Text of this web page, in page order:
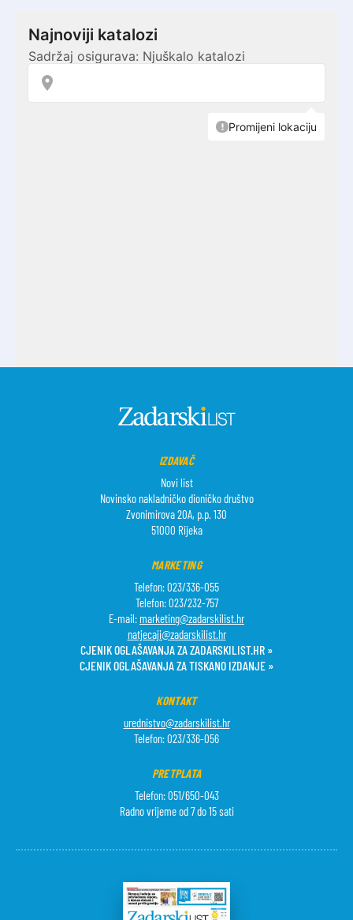
IZDAVAČ
Novi list
Novinsko nakladničko dioničko društvo
Zvonimirova 20A, p.p. 130
51000 Rijeka
MARKETING
Telefon: 023/336-055
Telefon: 023/232-757
E-mail: marketing@zadarskilist.hr
natjecaji@zadarskilist.hr
CJENIK OGLAŠAVANJA ZA ZADARSKILIST.HR »
CJENIK OGLAŠAVANJA ZA TISKANO IZDANJE »
KONTAKT
urednistvo@zadarskilist.hr
Telefon: 023/336-056
PRETPLATA
Telefon: 051/650-043
Radno vrijeme od 7 do 15 sati